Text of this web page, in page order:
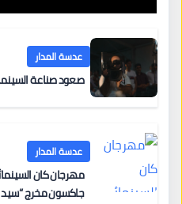
عدسة المدار
صعود صناعة
عدسة المدار
جاكسون مخرج